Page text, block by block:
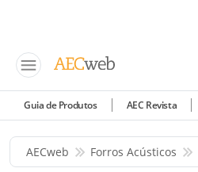
Guia de Produtos AEC Revista
AECweb Forros Acústicos